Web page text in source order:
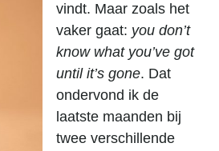
vindt. Maar zoals het
vaker gaat: you don’t
know what you’ve got
until it’s gone. Dat
ondervond ik de
laatste maanden bij
twee verschillende